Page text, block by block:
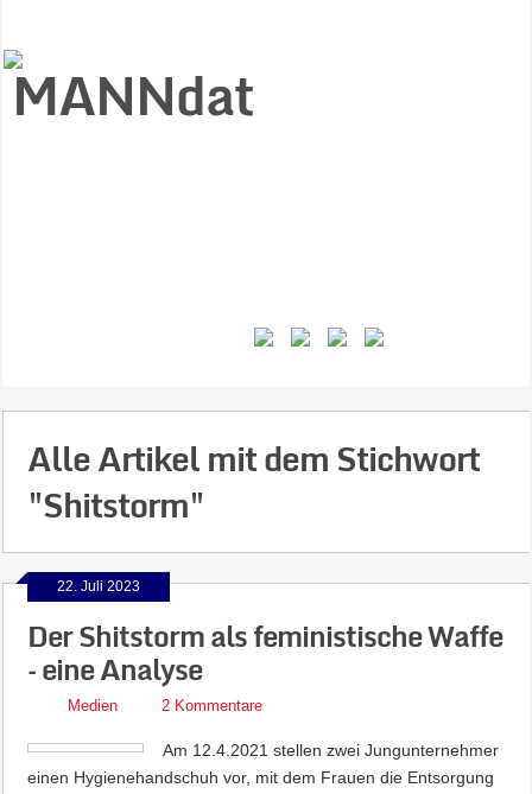
Alle Artikel mit dem Stichwort
"Shitstorm"
22. Juli 2023
Der Shitstorm als feministische Waffe
– eine Analyse
Medien 2 Kommentare
Am 12.4.2021 stellen zwei Jungunternehmer
einen Hygienehandschuh vor, mit dem Frauen die Entsorgung